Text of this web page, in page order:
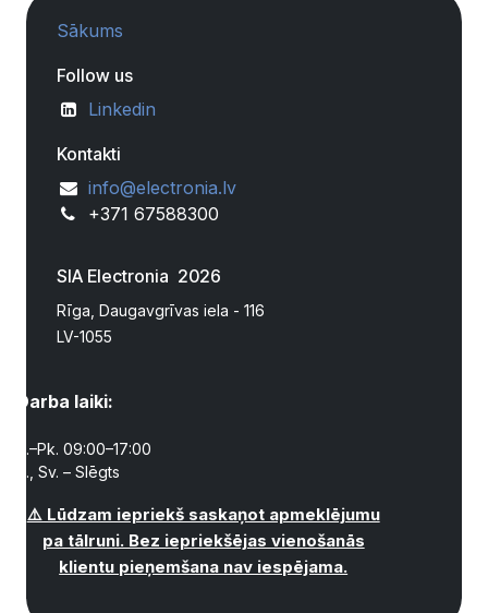
Sākums
Follow us
Linkedin
Kontakti
info@electronia.lv
+371 67588300
SIA Electronia 2026
Rīga, Daugavgrīvas iela - 116
LV-1055
Darba laiki:
P.–Pk. 09:00–17:00
S., Sv. – Slēgts
⚠️ Lūdzam iepriekš saskaņot apmeklējumu
pa tālruni. Bez iepriekšējas vienošanās
klientu pieņemšana nav iespējama.